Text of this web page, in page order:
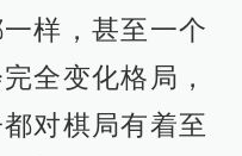
样，甚至一个
全变化格局，
对棋局有着至